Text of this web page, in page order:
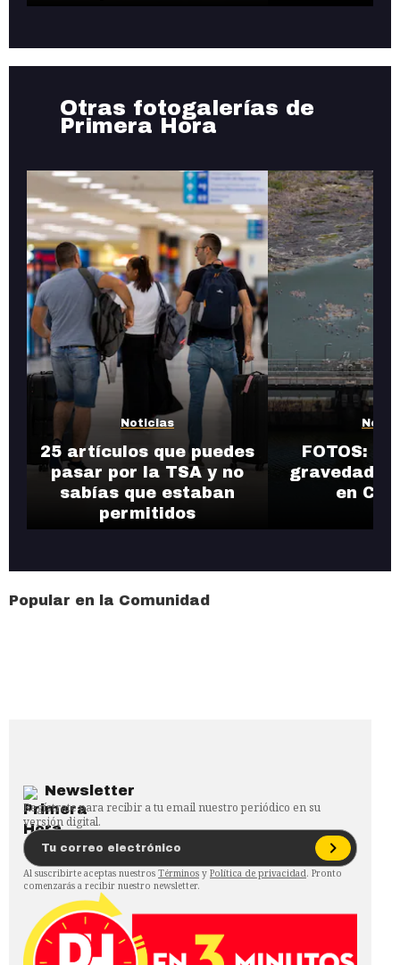
Otras fotogalerías de
Primera Hora
Noticias
25 artículos que puedes
pasar por la TSA y no
sabías que estaban
permitidos
FOTOS:
gravedad
en
Popular en la Comunidad
Newsletter
Regístrate para recibir a tu email nuestro periódico en su
versión digital.
Al suscribirte aceptas nuestros Términos y Política de privacidad. Pronto
comenzarás a recibir nuestro newsletter.